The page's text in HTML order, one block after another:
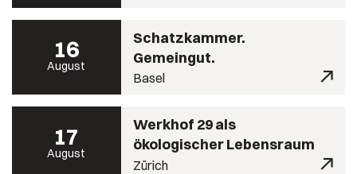
16
August
Schatzkammer.
Gemeingut.
Basel
17
August
Werkhof 29 als
ökologischer Lebensraum
Zürich